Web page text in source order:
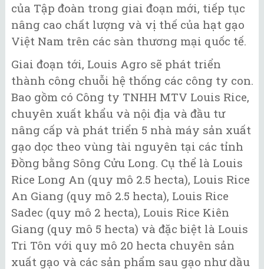
của Tập đoàn trong giai đoạn mới, tiếp tục
nâng cao chất lượng và vị thế của hạt gạo
Việt Nam trên các sàn thương mại quốc tế.
Giai đoạn tới, Louis Agro sẽ phát triển
thành công chuỗi hệ thống các công ty con.
Bao gồm có Công ty TNHH MTV Louis Rice,
chuyên xuất khẩu và nội địa và đầu tư
nâng cấp và phát triển 5 nhà máy sản xuất
gạo dọc theo vùng tài nguyên tại các tỉnh
Đồng bằng Sông Cửu Long. Cụ thể là Louis
Rice Long An (quy mô 2.5 hecta), Louis Rice
An Giang (quy mô 2.5 hecta), Louis Rice
Sadec (quy mô 2 hecta), Louis Rice Kiên
Giang (quy mô 5 hecta) và đặc biệt là Louis
Tri Tôn với quy mô 20 hecta chuyên sản
xuất gạo và các sản phẩm sau gạo như dầu